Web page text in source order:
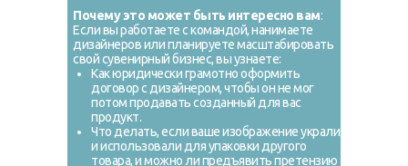
Почему это может быть интересно вам:
Если вы работаете с командой, нанимаете
дизайнеров или планируете масштабировать
свой сувенирный бизнес, вы узнаете:
Как юридически грамотно оформить
договор с дизайнером, чтобы он не мог
потом продавать созданный для вас
продукт.
Что делать, если ваше изображение украли
и использовали для упаковки другого
товара, и можно ли предъявить претензию